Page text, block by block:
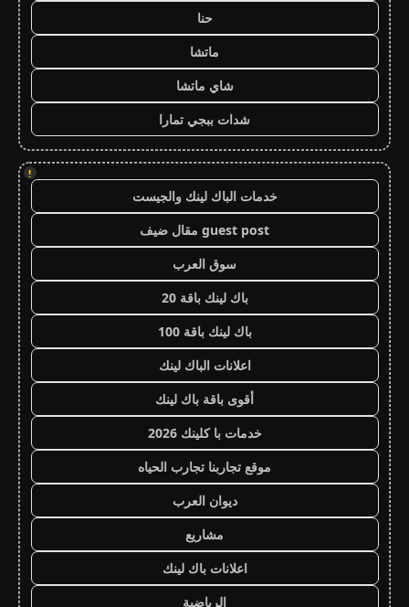
حنا
ماتشا
شاي ماتشا
شدات ببجي تمارا
!
خدمات الباك لينك والجيست
guest post مقال ضيف
سوق العرب
باك لينك باقة 20
باك لينك باقة 100
اعلانات الباك لينك
أقوى باقة باك لينك
خدمات با كلينك 2026
موقع تجاربنا تجارب الحياه
ديوان العرب
مشاريع
اعلانات باك لينك
الرياضية